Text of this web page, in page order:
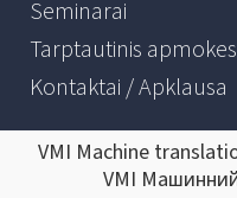
Seminarai
Tarptautinis
Kontaktai / Apklausa
VMI Machine
VMI